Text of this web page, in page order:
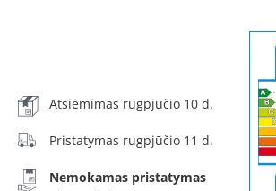
Atsiėmimas rugpjūčio 10 d.
Pristatymas rugpjūčio 11 d.
Nemokamas pristatymas